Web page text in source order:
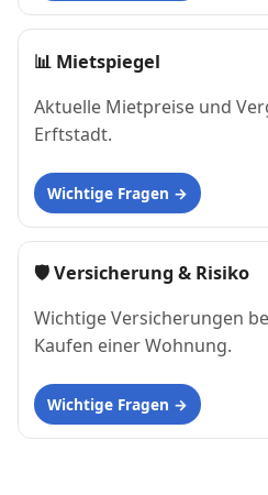
📊 Mietspiegel
Aktuelle Mietpreise und
Erftstadt.
Wichtige Fragen
🛡 Versicherung & Risiko
Wichtige Versicherungen
Kaufen einer Wohnung.
Wichtige Fragen